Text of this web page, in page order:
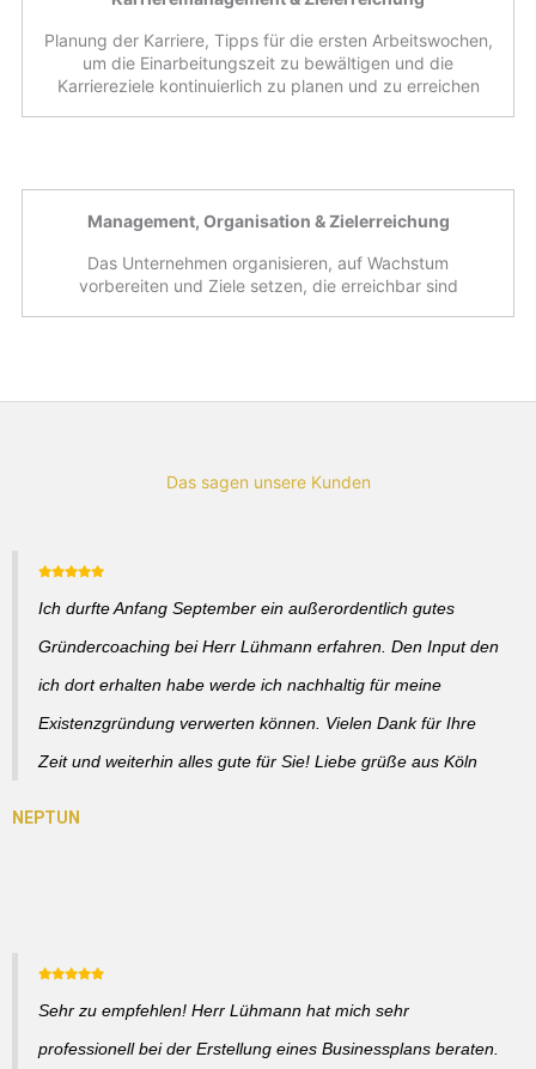
Planung der Karriere, Tipps für die ersten Arbeitswochen,
um die Einarbeitungszeit zu bewältigen und die
Karriereziele kontinuierlich zu planen und zu erreichen
Management, Organisation & Zielerreichung
Das Unternehmen organisieren, auf Wachstum
vorbereiten und Ziele setzen, die erreichbar sind
Das sagen unsere Kunden
Ich durfte Anfang September ein außerordentlich gutes
Gründercoaching bei Herr Lühmann erfahren. Den Input den
ich dort erhalten habe werde ich nachhaltig für meine
Existenzgründung verwerten können. Vielen Dank für Ihre
Zeit und weiterhin alles gute für Sie! Liebe grüße aus Köln
Sehr zu empfehlen! Herr Lühmann hat mich sehr
professionell bei der Erstellung eines Businessplans beraten.